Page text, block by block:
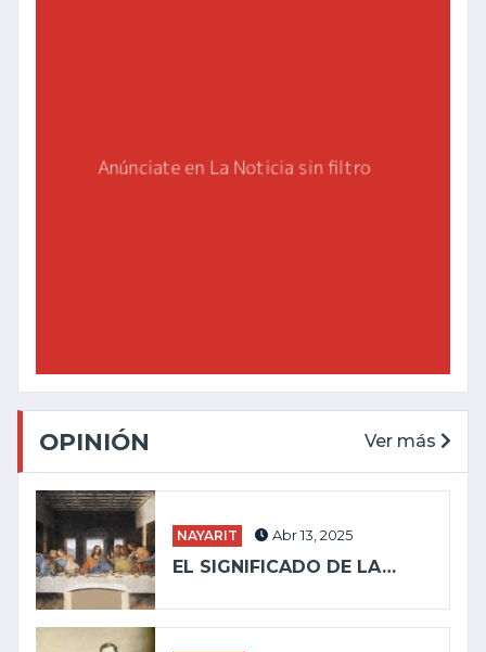
OPINIÓN Ver más
NAYARIT Abr 13, 2025
EL SIGNIFICADO DE LA…